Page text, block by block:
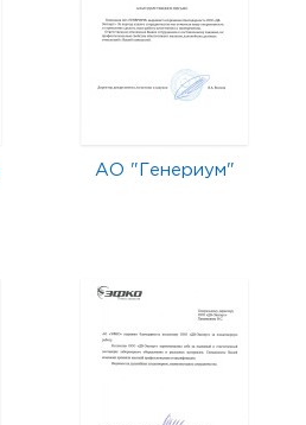
АО "Генериум"